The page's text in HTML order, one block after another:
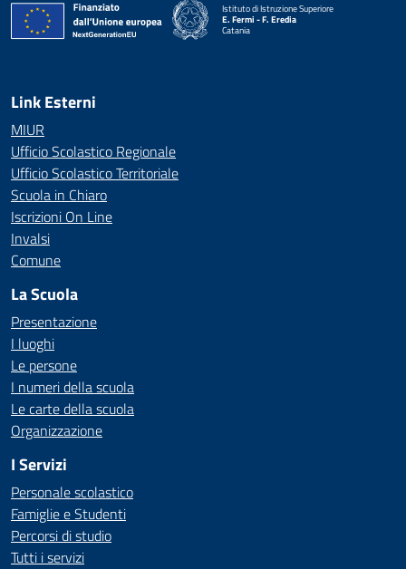
Istituto di Istruzione Superiore
E. Fermi - F. Eredia
Catania
Link Esterni
MIUR
Ufficio Scolastico Regionale
Ufficio Scolastico Territoriale
Scuola in Chiaro
Iscrizioni On Line
Invalsi
Comune
La Scuola
Presentazione
I luoghi
Le persone
I numeri della scuola
Le carte della scuola
Organizzazione
I Servizi
Personale scolastico
Famiglie e Studenti
Percorsi di studio
Tutti i servizi